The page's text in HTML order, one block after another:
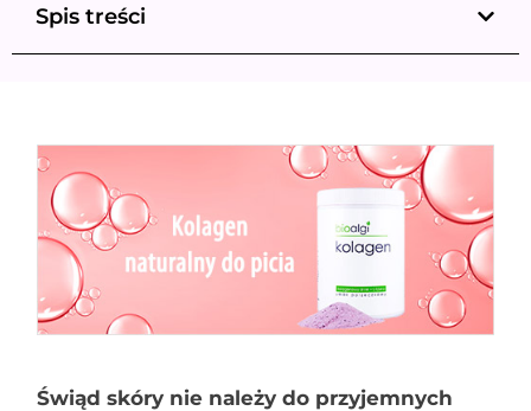
Spis treści
Świąd skóry nie należy do przyjemnych